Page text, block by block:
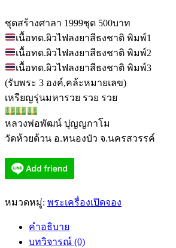
ชุดสร้างศาลา 1999ชุด 500บาท
เนื้อทด.ผิวไฟลงยาสีธงชาติ พิมพ์1
เนื้อทด.ผิวไฟลงยาสีธงชาติ พิมพ์2
เนื้อทด.ผิวไฟลงยาสีธงชาติ พิมพ์3
(รับพระ 3 องค์,คล้ะหมายเลข)
เหรียญรุ่นมหารวย รวย รวย
หลวงพ่อพัฒน์ ปุญญกาโม
วัดห้วยด้วน อ.หนองบัว จ.นครสวรรค์
หมวดหมู่: พระเครื่องเปิดจอง
คำอธิบาย
บทวิจารณ์ (0)